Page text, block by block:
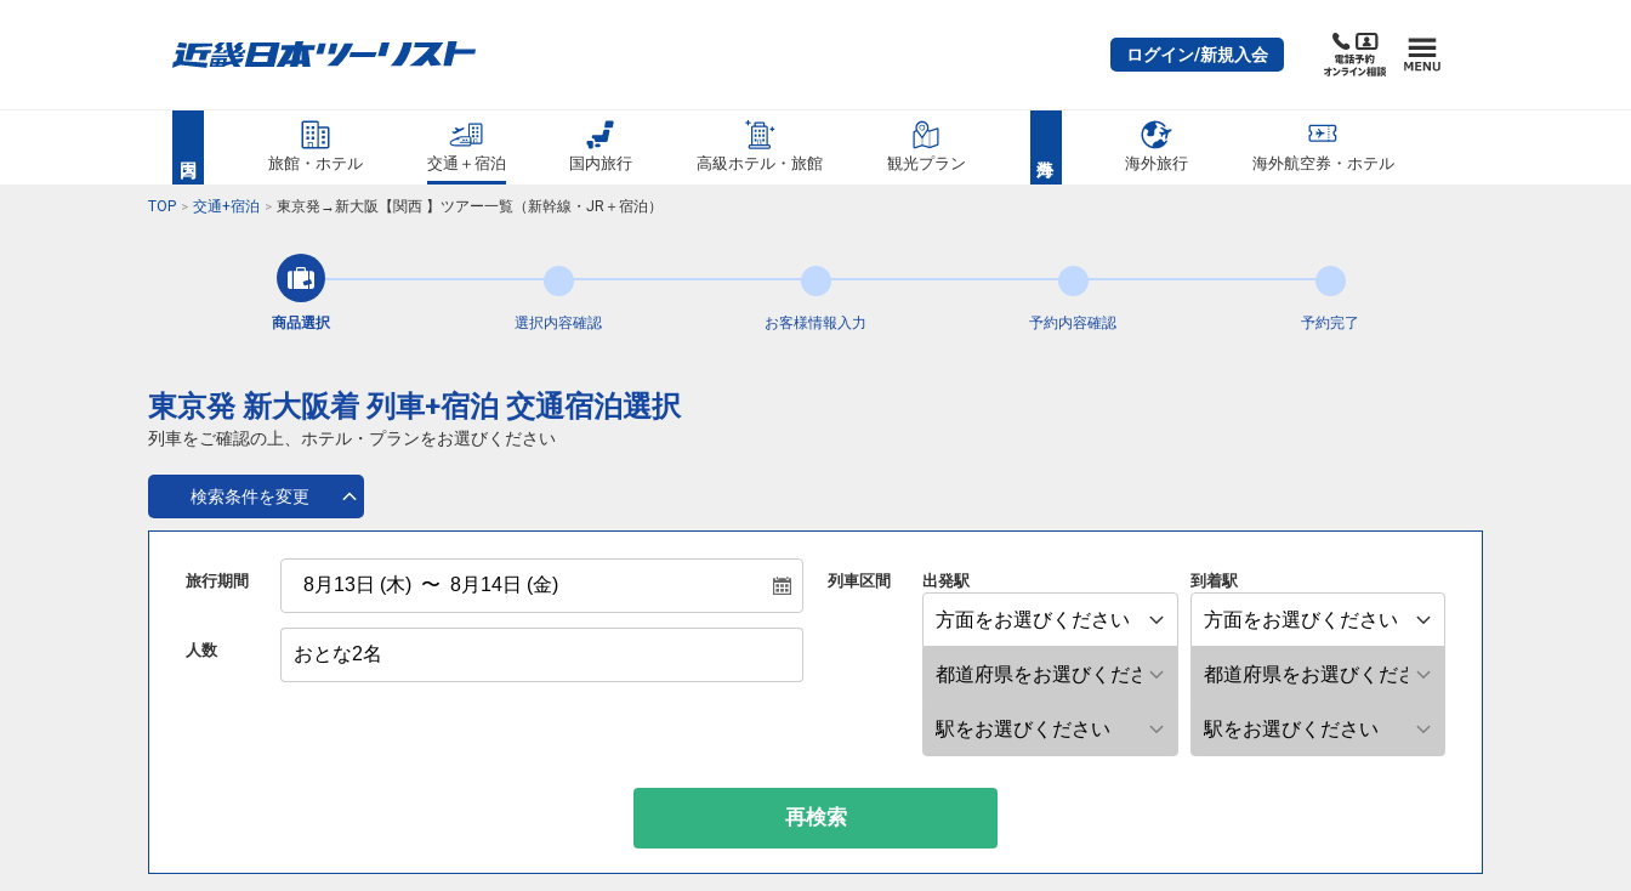
ログイン/新規入会
旅館・ホテル 交通＋宿泊 国内旅行 高級ホテル・旅館 観光プラン 海外旅行 海外航空券・ホテル
TOP 交通+宿泊 東京発→新大阪【関西 】ツアー一覧（新幹線・JR＋宿泊）
商品選択 選択内容確認 お客様情報 入力 予約内容確認 予約完了
東京発 新大阪着 列車+宿泊 交通宿泊選択
列車をご確認の上、ホテル・プランをお選びください
検索条件を変更
旅行期間
人数
列車区間 出発駅 到着駅
再検索